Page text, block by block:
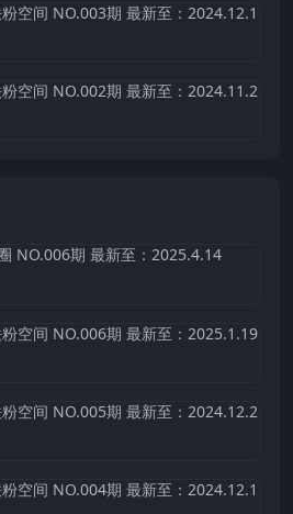
空间 NO.003期 最新至：2024.12.1
空间 NO.002期 最新至：2024.11.2
NO.006期 最新至：2025.4.14
空间 NO.006期 最新至：2025.1.19
空间 NO.005期 最新至：2024.12.2
空间 NO.004期 最新至：2024.12.1